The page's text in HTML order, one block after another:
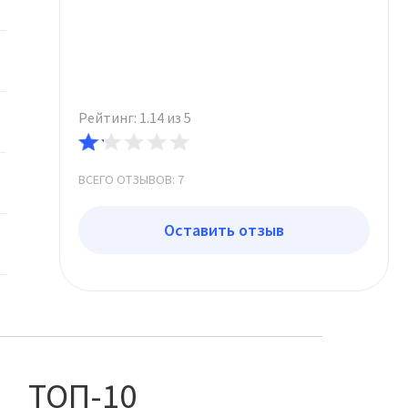
Рейтинг: 1.14 из 5
ВСЕГО ОТЗЫВОВ: 7
Оставить отзыв
ТОП-10